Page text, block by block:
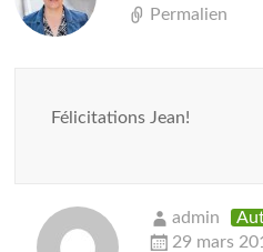
Permalien
Félicitations Jean!
admin
29 mars